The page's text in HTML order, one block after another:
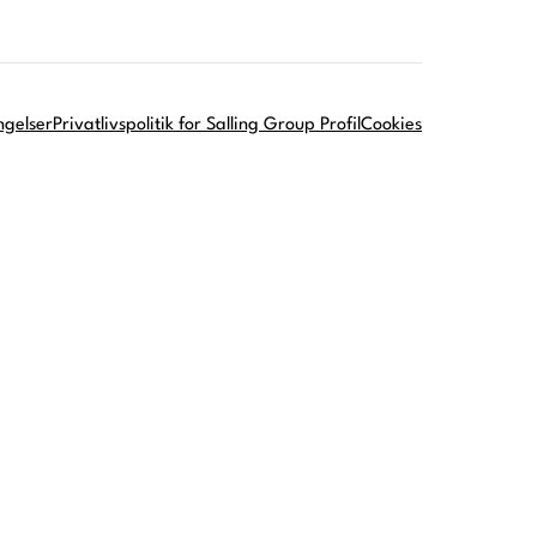
Privatlivspolitik for Salling Group ProfilCookies